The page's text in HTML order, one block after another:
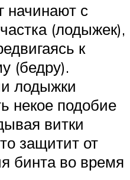
начинают с
(лодыжек),
к
(бедру).
лодыжки
некое подобие
витки
защитит от
бинта во время